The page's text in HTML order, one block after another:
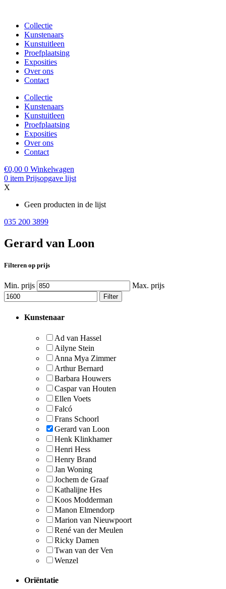
Collectie
Kunstenaars
Kunstuitleen
Proefplaatsing
Exposities
Over ons
Contact
Collectie
Kunstenaars
Kunstuitleen
Proefplaatsing
Exposities
Over ons
Contact
€0,00 0 Winkelwagen
0 item Prijsopgave lijst
X
Geen producten in de lijst
035 200 3899
Gerard van Loon
Filteren op prijs
Min. prijs Max. prijs
Filter
Kunstenaar
Ad van Hassel
Ailyne Stein
Anna Mya Zimmer
Arthur Bernard
Barbara Houwers
Caspar van Houten
Ellen Voets
Falcó
Frans Schoorl
Gerard van Loon
Henk Klinkhamer
Henri Hess
Henry Brand
Jan Woning
Jochem de Graaf
Kathalijne Hes
Koos Modderman
Manon Elmendorp
Marion van Nieuwpoort
René van der Meulen
Ricky Damen
Twan van der Ven
Wenzel
Oriëntatie